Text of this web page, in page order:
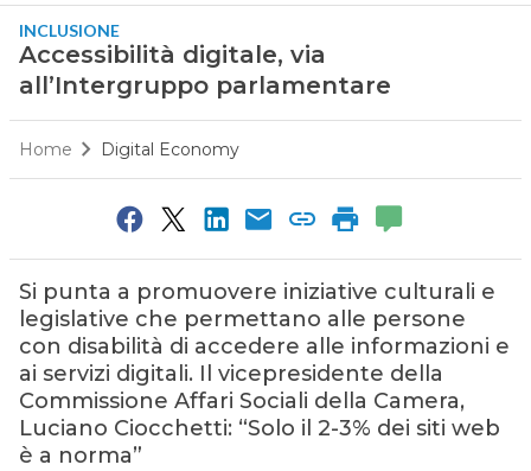
INCLUSIONE
Accessibilità digitale, via
all’Intergruppo parlamentare
Home Digital Economy
Si punta a promuovere iniziative culturali e
legislative che permettano alle persone
con disabilità di accedere alle informazioni e
ai servizi digitali. Il vicepresidente della
Commissione Affari Sociali della Camera,
Luciano Ciocchetti: “Solo il 2-3% dei siti web
è a norma”